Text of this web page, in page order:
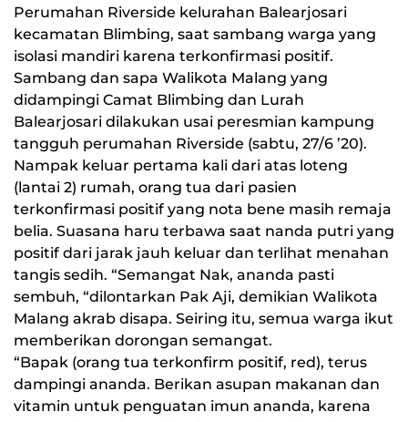
Perumahan Riverside kelurahan Balearjosari
kecamatan Blimbing, saat sambang warga yang
isolasi mandiri karena terkonfirmasi positif.
Sambang dan sapa Walikota Malang yang
didampingi Camat Blimbing dan Lurah
Balearjosari dilakukan usai peresmian kampung
tangguh perumahan Riverside (sabtu, 27/6 ’20).
Nampak keluar pertama kali dari atas loteng
(lantai 2) rumah, orang tua dari pasien
terkonfirmasi positif yang nota bene masih remaja
belia. Suasana haru terbawa saat nanda putri yang
positif dari jarak jauh keluar dan terlihat menahan
tangis sedih. “Semangat Nak, ananda pasti
sembuh, “dilontarkan Pak Aji, demikian Walikota
Malang akrab disapa. Seiring itu, semua warga ikut
memberikan dorongan semangat.
“Bapak (orang tua terkonfirm positif, red), terus
dampingi ananda. Berikan asupan makanan dan
vitamin untuk penguatan imun ananda, karena